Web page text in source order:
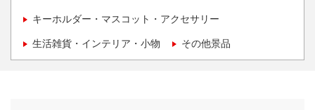
キーホルダー・マスコット・アクセサリー
生活雑貨・インテリア・小物 その他景品